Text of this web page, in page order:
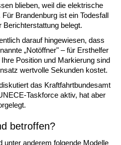
blieben, weil die elektrische
Brandenburg ist ein Todesfall
Berichterstattung belegt.
darauf hingewiesen, dass
„Notöffner" – für Ersthelfer
Position und Markierung sind
wertvolle Sekunden kostet.
das Kraftfahrtbundesamt
Taskforce aktiv, hat aber
betroffen?
anderem folgende Modelle